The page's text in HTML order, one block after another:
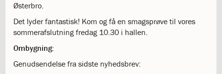
1.37:
Persondataforordning
og
privatlivspolitik
2.0:
Det
faglige
miljø
Østerbro.
Det lyder fantastisk! Kom og få en smagsprøve til vores
sommerafslutning fredag 10.30 i hallen.
Ombygning:
Genudsendelse fra sidste nyhedsbrev: